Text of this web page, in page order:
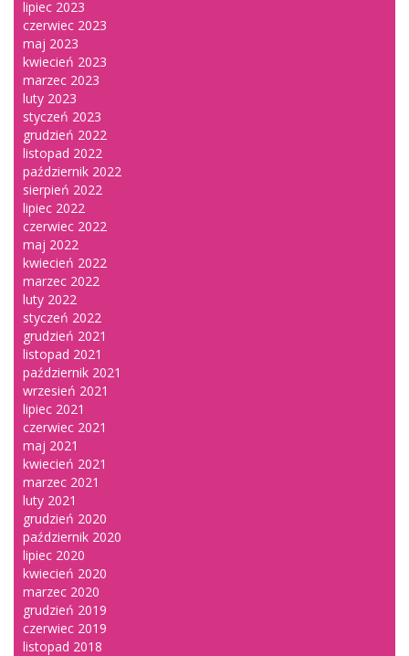
lipiec 2023
czerwiec 2023
maj 2023
kwiecień 2023
marzec 2023
luty 2023
styczeń 2023
grudzień 2022
listopad 2022
październik 2022
sierpień 2022
lipiec 2022
czerwiec 2022
maj 2022
kwiecień 2022
marzec 2022
luty 2022
styczeń 2022
grudzień 2021
listopad 2021
październik 2021
wrzesień 2021
lipiec 2021
czerwiec 2021
maj 2021
kwiecień 2021
marzec 2021
luty 2021
grudzień 2020
październik 2020
lipiec 2020
kwiecień 2020
marzec 2020
grudzień 2019
czerwiec 2019
listopad 2018